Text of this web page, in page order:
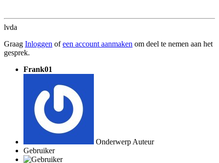
lvda
Graag Inloggen ofeen account aanmaken om deel te nemen aan het
gesprek.
Frank01
Onderwerp Auteur
Gebruiker